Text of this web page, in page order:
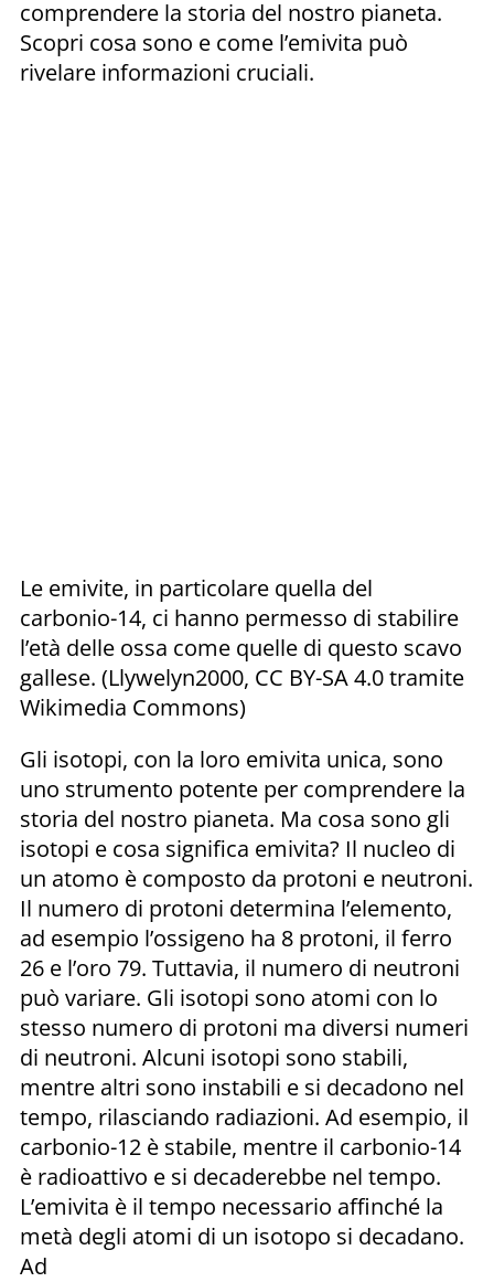
comprendere la storia del nostro pianeta.
Scopri cosa sono e come l’emivita può
rivelare informazioni cruciali.
Le emivite, in particolare quella del
carbonio-14, ci hanno permesso di stabilire
l’età delle ossa come quelle di questo scavo
gallese. (Llywelyn2000, CC BY-SA 4.0 tramite
Wikimedia Commons)
Gli isotopi, con la loro emivita unica, sono
uno strumento potente per comprendere la
storia del nostro pianeta. Ma cosa sono gli
isotopi e cosa significa emivita? Il nucleo di
un atomo è composto da protoni e neutroni.
Il numero di protoni determina l’elemento,
ad esempio l’ossigeno ha 8 protoni, il ferro
26 e l’oro 79. Tuttavia, il numero di neutroni
può variare. Gli isotopi sono atomi con lo
stesso numero di protoni ma diversi numeri
di neutroni. Alcuni isotopi sono stabili,
mentre altri sono instabili e si decadono nel
tempo, rilasciando radiazioni. Ad esempio, il
carbonio-12 è stabile, mentre il carbonio-14
è radioattivo e si decaderebbe nel tempo.
L’emivita è il tempo necessario affinché la
metà degli atomi di un isotopo si decadano.
Ad